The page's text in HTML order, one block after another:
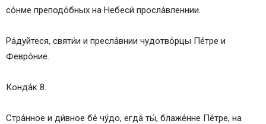
со́нме преподо́бных на Небеси́ просла́вленнии.
Ра́дуйтеся, святи́и и пресла́внии чудотво́рцы Пе́тре и
Февро́ние.
Конда́к 8.
Стра́нное и ди́вное бе́ чу́до, егда́ ты́, блаже́нне Пе́тре, на